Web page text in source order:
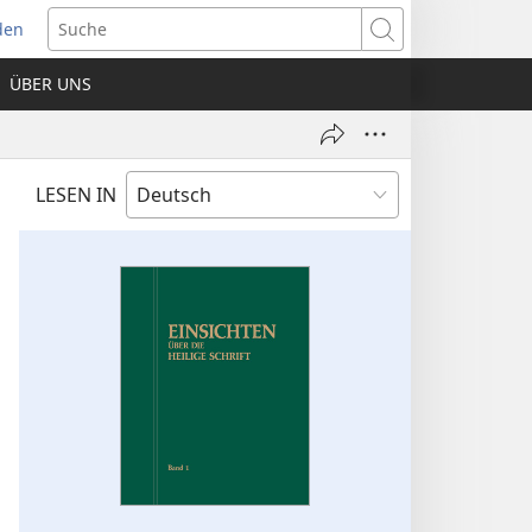
Suche
ÜBER UNS
LESEN IN